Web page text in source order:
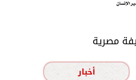
مصرية
أخبار